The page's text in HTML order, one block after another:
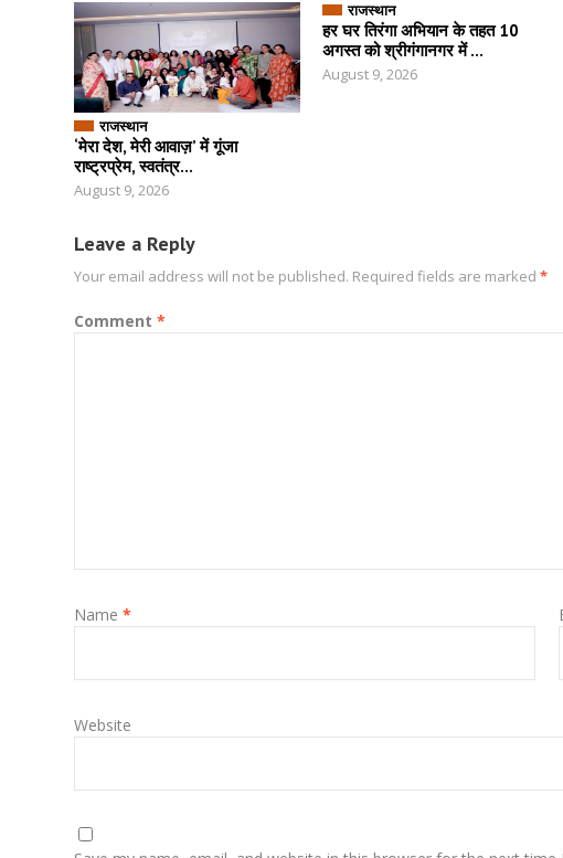
राजस्थान
‘मेरा देश, मेरी आवाज़’ में गूंजा
राष्ट्रप्रेम, स्वतंत्र...
August 9, 2026
राजस्थान
हर घर तिरंगा अभियान के तहत 10
अगस्त को श्रीगंगानगर में ...
August 9, 2026
Leave a Reply
Your email address will not be published. Required fields are marked *
Comment *
Name *
Website